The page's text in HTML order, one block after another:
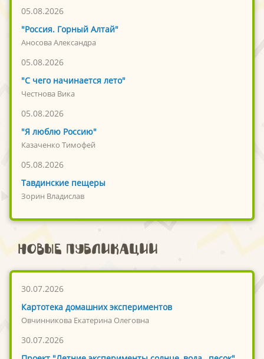
05.08.2026
"Россия. Горный Алтай"
Аносова Александра
05.08.2026
"С чего начинается лето"
Честнова Вика
05.08.2026
"Я люблю Россию"
Казаченко Тимофей
05.08.2026
Тавдинские пещеры
Зорин Владислав
Новые публикации
30.07.2026
Картотека домашних экспериментов
Овчинникова Екатерина Олеговна
30.07.2026